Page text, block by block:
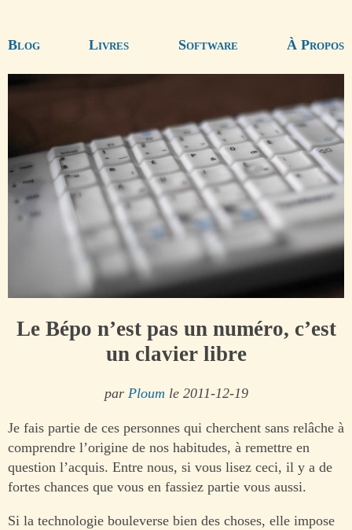
Blog Livres Software À Propos
Le Bépo n’est pas un numéro, c’est
un clavier libre
par Ploum le 2011-12-19
Je fais partie de ces personnes qui cherchent sans relâche à
comprendre l’origine de nos habitudes, à remettre en
question l’acquis. Entre nous, si vous lisez ceci, il y a de
fortes chances que vous en fassiez partie vous aussi.
Si la technologie bouleverse bien des choses, elle impose